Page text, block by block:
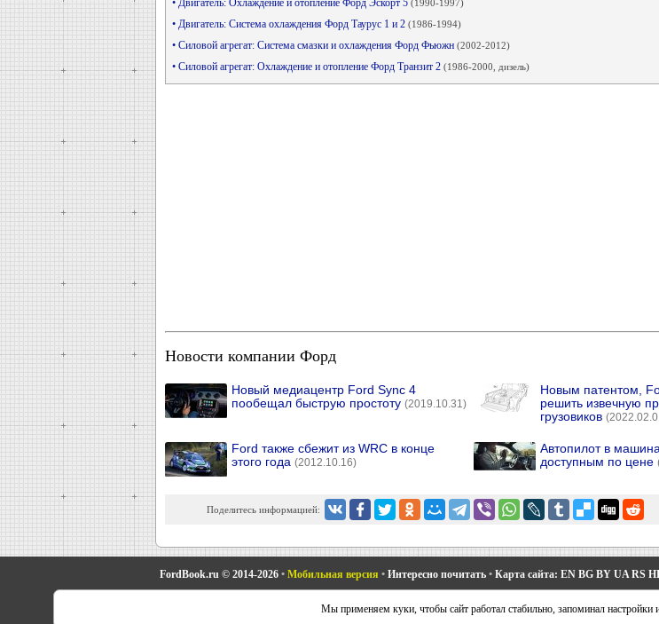
• Двигатель: Охлаждение и отопление Форд Эскорт 5 (1990-1997)
• Двигатель: Система охлаждения Форд Таурус 1 и 2 (1986-1994)
• Силовой агрегат: Система смазки и охлаждения Форд Фьюжн (2002-2012)
• Силовой агрегат: Охлаждение и отопление Форд Транзит 2 (1986-2000, дизель)
Новости компании Форд
Новый медиацентр Ford Sync 4
пообещал быструю простоту (2019.10.31)
Новым патентом,
решить извечную
грузовиков
Ford также сбежит из WRC в конце
этого года (2012.10.16)
Автопилот в
доступным по цене
Поделитесь информацией:
FordBook.ru © 2014-2026 • Мобильная версия • Интересно почитать • Карта сайта: EN BG BY UA RS
Транзит 2•Автоновости про Форд•Устройство легковых машин•
Мы применяем куки, чтобы сайт работал стабильно, запоминал настройки